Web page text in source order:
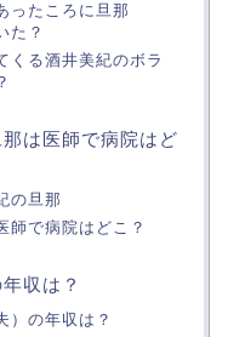
ったころに旦那
た？
くる酒井美紀のボラ
那は医師で病院はど
の旦那
師で病院はどこ？
収は？
）の年収は？